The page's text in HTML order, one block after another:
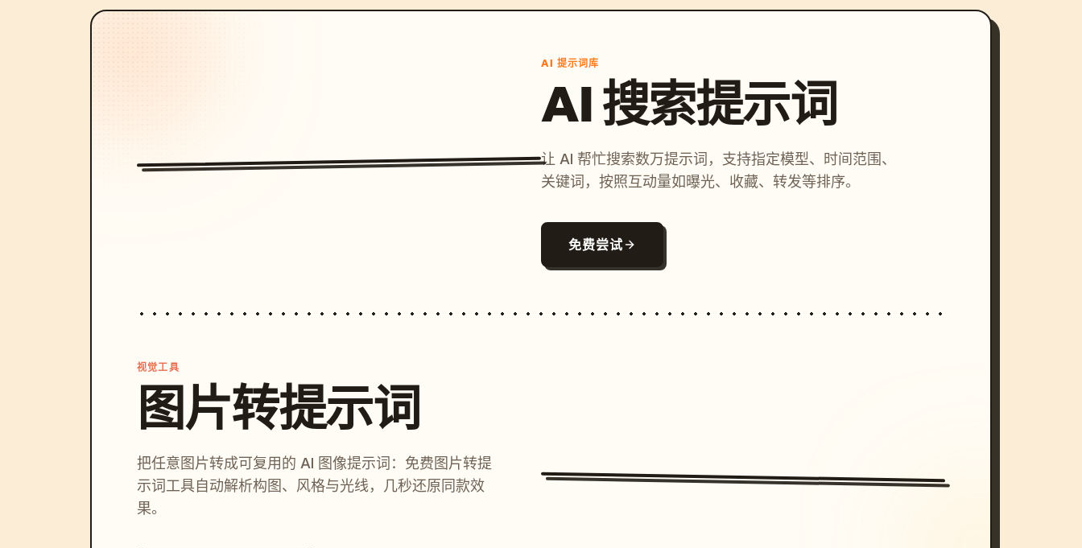
AI 提示词库
AI 搜索提示词
让 AI 帮忙搜索数万提示词，支持指定模型、时间范围、
关键词，按照互动量如曝光、收藏、转发等排序。
免费尝试
视觉工具
图片转提示词
把任意图片转成可复用的 AI 图像提示词：免费图片转提
示词工具自动解析构图、风格与光线，几秒还原同款效
果。